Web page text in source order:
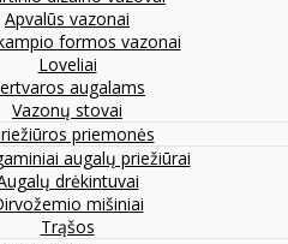
Apvalūs vazonai
formos vazonai
Loveliai
augalams
Vazonų stovai
priemonės
augalų priežiūrai
drėkintuvai
mišiniai
Trąšos